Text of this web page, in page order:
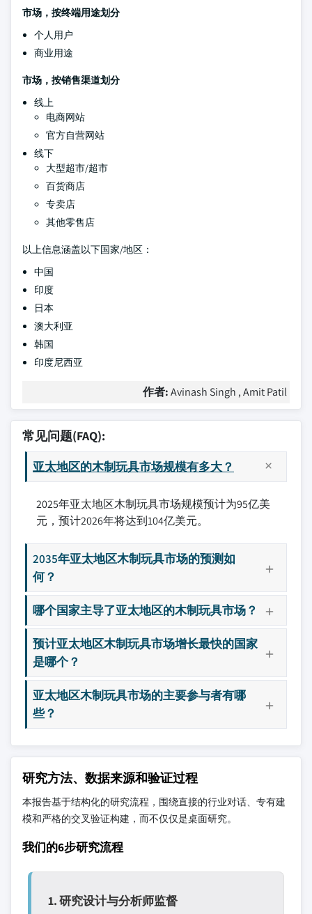
市场，按终端用途划分
个人用户
商业用途
市场，按销售渠道划分
线上
电商网站
官方自营网站
线下
大型超市/超市
百货商店
专卖店
其他零售店
以上信息涵盖以下国家/地区：
中国
印度
日本
澳大利亚
韩国
印度尼西亚
作者:Avinash Singh , Amit Patil
常见问题(FAQ):
亚太地区的木制玩具市场规模有多大？
2025年亚太地区木制玩具市场规模预计为95亿美
元，预计2026年将达到104亿美元。
2035年亚太地区木制玩具市场的预测如
何？
哪个国家主导了亚太地区的木制玩具市场？
预计亚太地区木制玩具市场增长最快的国家
是哪个？
亚太地区木制玩具市场的主要参与者有哪
些？
研究方法、数据来源和验证过程
本报告基于结构化的研究流程，围绕直接的行业对话、专有建
模和严格的交叉验证构建，而不仅仅是桌面研究。
我们的6步研究流程
1. 研究设计与分析师监督